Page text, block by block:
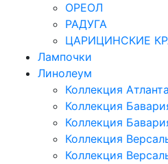
ОРЕОЛ
РАДУГА
ЦАРИЦИНСКИЕ
Лампочки
Линолеум
Коллекция Атланта
Коллекция
Коллекция
Коллекция
Коллекция